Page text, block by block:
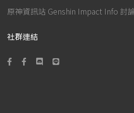
原神資訊站 Genshin Impact Info 討
社群連結